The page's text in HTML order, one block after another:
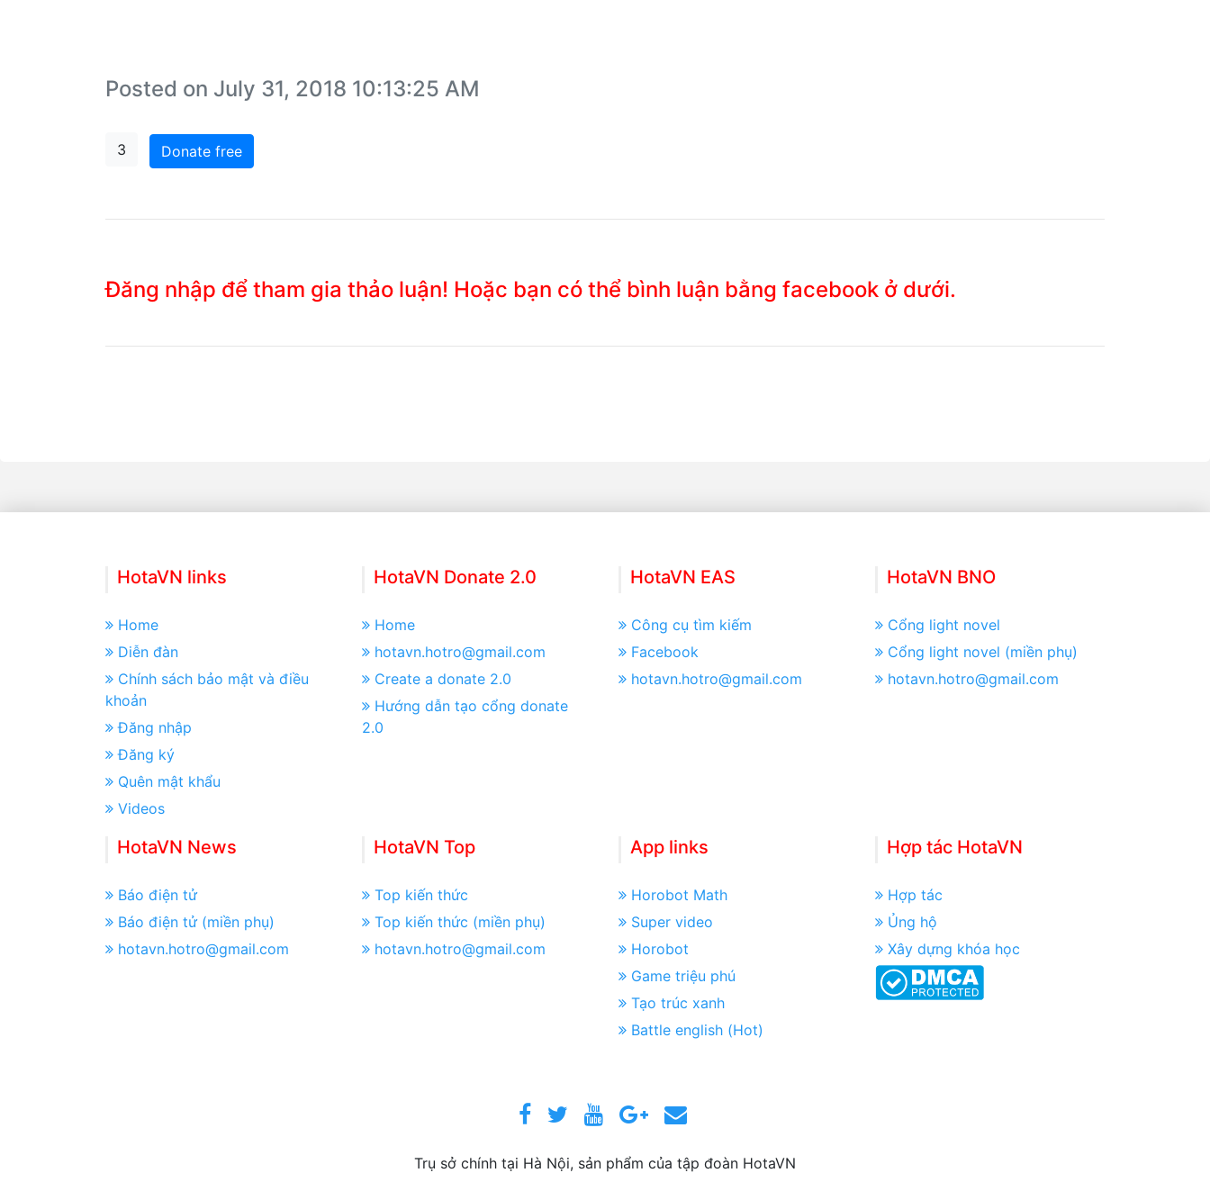
Posted on July 31, 2018 10:13:25 AM
3 Donate free
Đăng nhập để tham gia thảo luận! Hoặc bạn có thể bình luận bằng facebook ở dưới.
HotaVN links
Home
Diễn đàn
Chính sách bảo mật và điều
khoản
Đăng nhập
Đăng ký
Quên mật khẩu
Videos
HotaVN Donate 2.0
Home
hotavn.hotro@gmail.com
Create a donate 2.0
Hướng dẫn tạo cổng donate
2.0
HotaVN EAS
Công cụ tìm kiếm
Facebook
hotavn.hotro@gmail.com
HotaVN BNO
Cổng light novel
Cổng light novel (miền phụ)
hotavn.hotro@gmail.com
HotaVN News
Báo điện tử
Báo điện tử (miền phụ)
hotavn.hotro@gmail.com
HotaVN Top
Top kiến thức
Top kiến thức (miền phụ)
hotavn.hotro@gmail.com
App links
Horobot Math
Super video
Horobot
Game triệu phú
Tạo trúc xanh
Battle english (Hot)
Hợp tác HotaVN
Hợp tác
Ủng hộ
Xây dựng khóa học
Trụ sở chính tại Hà Nội, sản phẩm của tập đoàn HotaVN